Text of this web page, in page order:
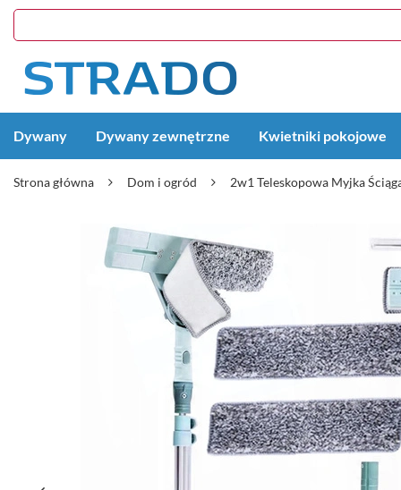
Dywany Dywany zewnętrzne Kwietniki pokojowe
Strona główna Dom i ogród 2w1 Teleskopowa Myjka